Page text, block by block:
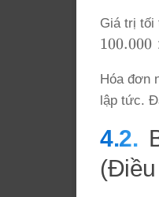
=
Giá trị tối
100.000
=
100.000
Hóa đơn
lập tức.
(Điều